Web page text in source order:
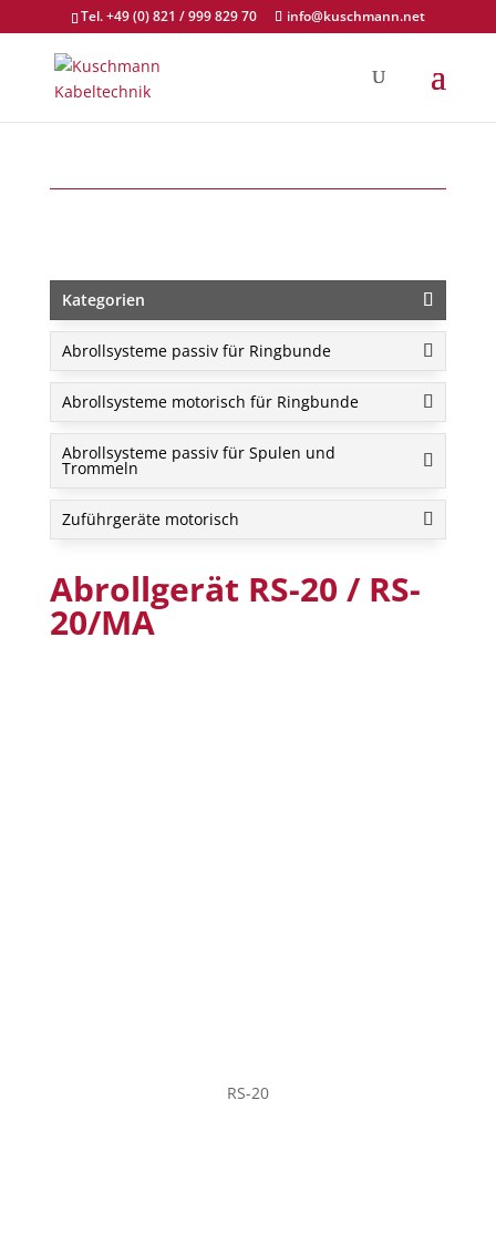
Tel. +49 (0) 821 / 999 829 70 info@kuschmann.net
Kategorien
Abrollsysteme passiv für Ringbunde
Abrollsysteme motorisch für Ringbunde
Abrollsysteme passiv für Spulen und
Trommeln
Zuführgeräte motorisch
Abrollgerät RS-20 / RS-
20/MA
RS-20